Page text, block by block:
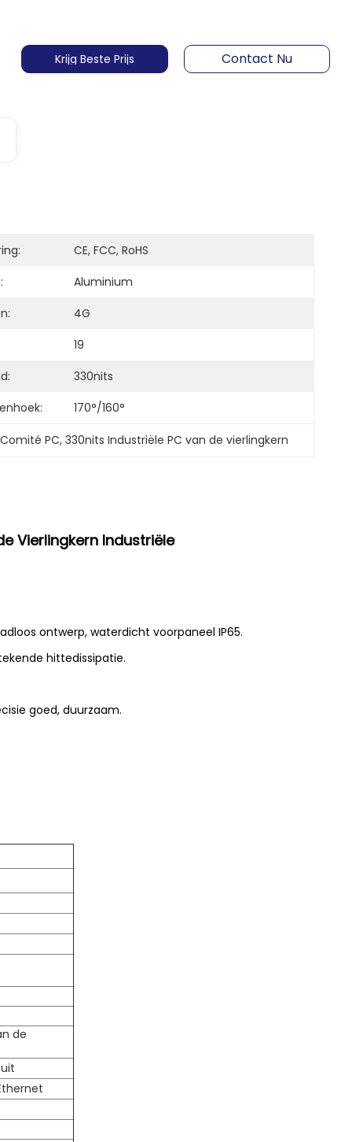
Krijg Beste Prijs Contact Nu
CE, FCC, RoHS
Aluminium
4G
19
330nits
170°/160°
PC, 330nits Industriële PC van de vierlingkern
Vierlingkern Industriële
ontwerp, waterdicht voorpaneel IP65.
hittedissipatie.
goed, duurzaam.
de